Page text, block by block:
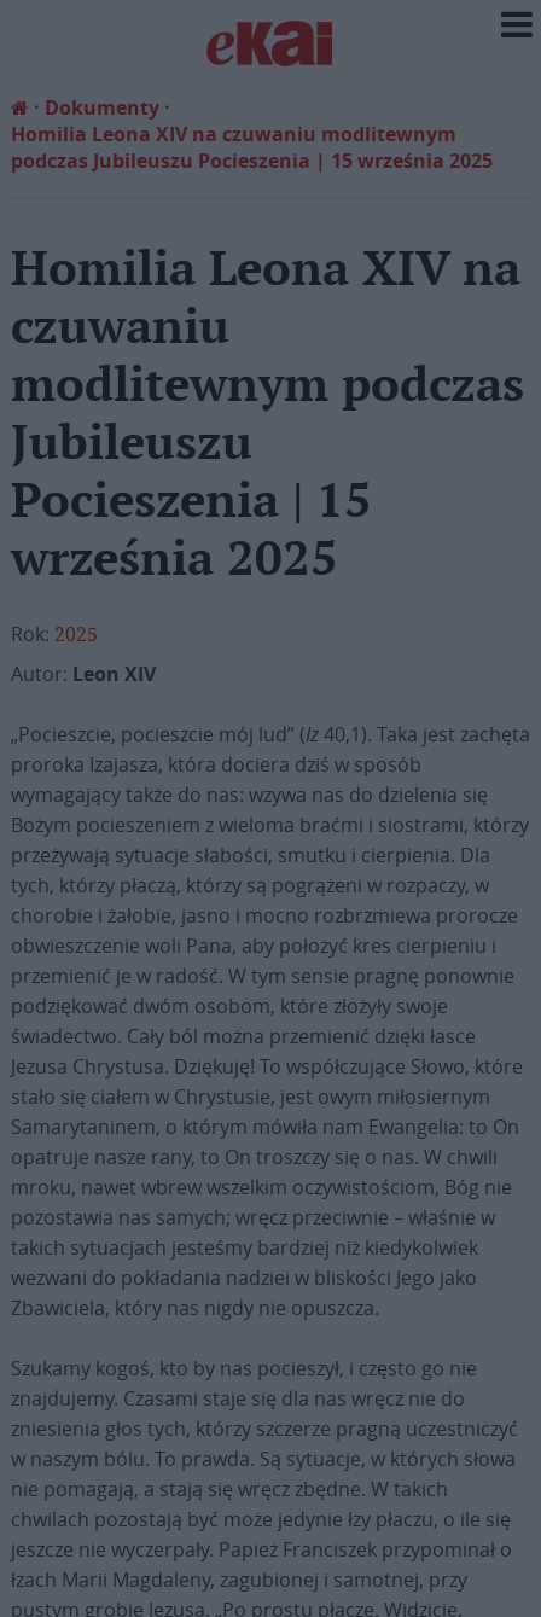
Dokumenty
Homilia Leona XIV na czuwaniu modlitewnym
podczas Jubileuszu Pocieszenia | 15 września 2025
Homilia Leona XIV na
czuwaniu
modlitewnym podczas
Jubileuszu
Pocieszenia | 15
września 2025
Rok: 2025
Autor: Leon XIV
„Pocieszcie, pocieszcie mój lud” (Iz40,1). Taka jest zachęta
proroka Izajasza, która dociera dziś w sposób
wymagający także do nas: wzywa nas do dzielenia się
Bożym pocieszeniem z wieloma braćmi i siostrami, którzy
przeżywają sytuacje słabości, smutku i cierpienia. Dla
tych, którzy płaczą, którzy są pogrążeni w rozpaczy, w
chorobie i żałobie, jasno i mocno rozbrzmiewa prorocze
obwieszczenie woli Pana, aby położyć kres cierpieniu i
przemienić je w radość. W tym sensie pragnę ponownie
podziękować dwóm osobom, które złożyły swoje
świadectwo. Cały ból można przemienić dzięki łasce
Jezusa Chrystusa. Dziękuję! To współczujące Słowo, które
stało się ciałem w Chrystusie, jest owym miłosiernym
Samarytaninem, o którym mówiła nam Ewangelia: to On
opatruje nasze rany, to On troszczy się o nas. W chwili
mroku, nawet wbrew wszelkim oczywistościom, Bóg nie
pozostawia nas samych; wręcz przeciwnie – właśnie w
takich sytuacjach jesteśmy bardziej niż kiedykolwiek
wezwani do pokładania nadziei w bliskości Jego jako
Zbawiciela, który nas nigdy nie opuszcza.
Szukamy kogoś, kto by nas pocieszył, i często go nie
znajdujemy. Czasami staje się dla nas wręcz nie do
zniesienia głos tych, którzy szczerze pragną uczestniczyć
w naszym bólu. To prawda. Są sytuacje, w których słowa
nie pomagają, a stają się wręcz zbędne. W takich
chwilach pozostają być może jedynie łzy płaczu, o ile się
jeszcze nie wyczerpały. Papież Franciszek przypominał o
łzach Marii Magdaleny, zagubionej i samotnej, przy
pustym grobie Jezusa. „Po prostu płacze. Widzicie,